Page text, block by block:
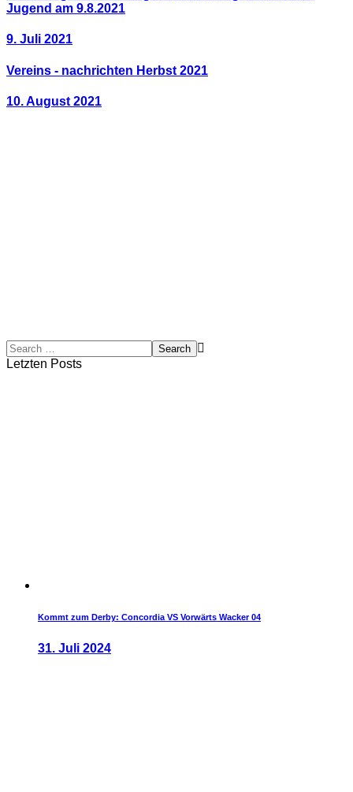
Jugend am 9.8.2021
9. Juli 2021
Vereins - nachrichten Herbst 2021
10. August 2021
Letzten Posts
Kommt zum Derby: Concordia VS Vorwärts Wacker 04
31. Juli 2024